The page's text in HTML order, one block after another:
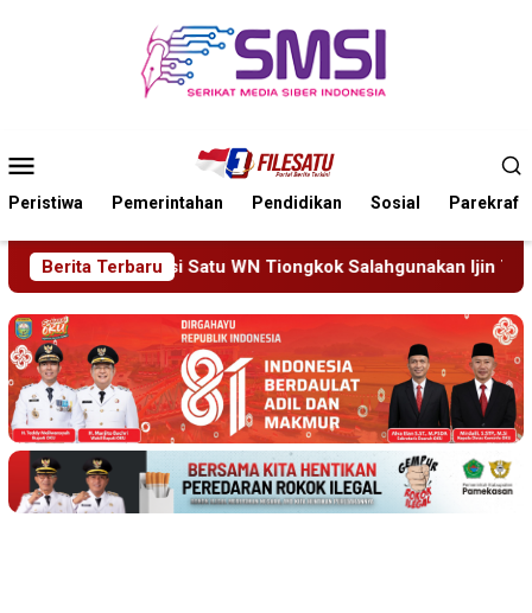
Mobile
Peristiwa Pemerintahan Pendidikan Sosial Parekraf
Berita Terbaru
Salahgunakan Ijin Tinggal 19 Siswa Sakit